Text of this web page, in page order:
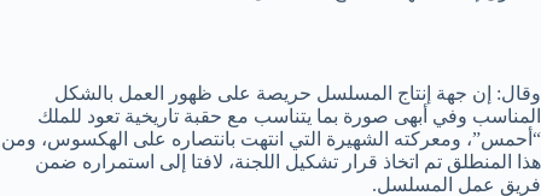
وقال: إن جهة إنتاج المسلسل حريصة على ظهور العمل بالشكل
المناسب وفي أبهى صورة بما يتناسب مع حقبة تاريخية تعود للملك
“أحمس”، ومعركته الشهيرة التي انتهت بانتصاره على الهكسوس، ومن
هذا المنطلق تم اتخاذ قرار تشكيل اللجنة، لافتا إلى استمراره ضمن
فريق عمل المسلسل.